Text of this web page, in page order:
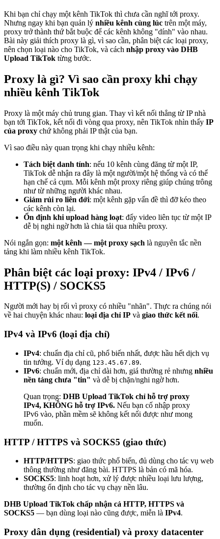
Khi bạn chỉ chạy một kênh TikTok thì chưa cần nghĩ tới proxy.
Nhưng ngay khi bạn quản lý nhiều kênh cùng lúc trên một máy,
proxy trở thành thứ bắt buộc để các kênh không "dính" vào nhau.
Bài này giải thích proxy là gì, vì sao cần, phân biệt các loại proxy,
nên chọn loại nào cho TikTok, và cách nhập proxy vào DHB
Upload TikTok từng bước.
Proxy là gì? Vì sao cần proxy khi chạy
nhiều kênh TikTok
Proxy là một máy chủ trung gian. Thay vì kết nối thẳng từ IP nhà
bạn tới TikTok, kết nối đi vòng qua proxy, nên TikTok nhìn thấy IP
của proxy chứ không phải IP thật của bạn.
Vì sao điều này quan trọng khi chạy nhiều kênh:
Tách biệt danh tính: nếu 10 kênh cùng đăng từ một IP,
TikTok dễ nhận ra đây là một người/một hệ thống và có thể
hạn chế cả cụm. Mỗi kênh một proxy riêng giúp chúng trông
như từ những người khác nhau.
Giảm rủi ro liên đới: một kênh gặp vấn đề thì đỡ kéo theo
các kênh còn lại.
Ổn định khi upload hàng loạt: đẩy video liên tục từ một IP
dễ bị nghi ngờ hơn là chia tải qua nhiều proxy.
Nói ngắn gọn: một kênh — một proxy sạch là nguyên tắc nền
tảng khi làm nhiều kênh TikTok.
Phân biệt các loại proxy: IPv4 / IPv6 /
HTTP(S) / SOCKS5
Người mới hay bị rối vì proxy có nhiều "nhãn". Thực ra chúng nói
về hai chuyện khác nhau: loại địa chỉ IP và giao thức kết nối.
IPv4 và IPv6 (loại địa chỉ)
IPv4: chuẩn địa chỉ cũ, phổ biến nhất, được hầu hết dịch vụ
tin tưởng. Ví dụ dạng 123.45.67.89.
IPv6: chuẩn mới, địa chỉ dài hơn, giá thường rẻ nhưng nhiều
nền tảng chưa "tin" và dễ bị chặn/nghi ngờ hơn.
Quan trọng: DHB Upload TikTok chỉ hỗ trợ proxy
IPv4, KHÔNG hỗ trợ IPv6. Nếu bạn cố nhập proxy
IPv6 vào, phần mềm sẽ không kết nối được như mong
muốn.
HTTP / HTTPS và SOCKS5 (giao thức)
HTTP/HTTPS: giao thức phổ biến, đủ dùng cho tác vụ web
thông thường như đăng bài. HTTPS là bản có mã hóa.
SOCKS5: linh hoạt hơn, xử lý được nhiều loại lưu lượng,
thường ổn định cho tác vụ chạy nền lâu.
DHB Upload TikTok chấp nhận cả HTTP, HTTPS và
SOCKS5 — bạn dùng loại nào cũng được, miễn là IPv4.
Proxy dân dụng (residential) và proxy datacenter